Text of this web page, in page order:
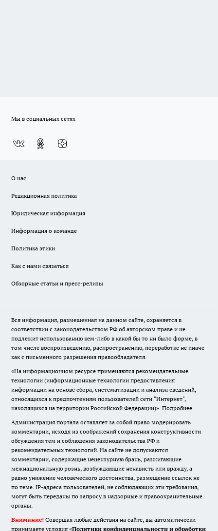
Мы в социальных сетях
О нас
Редакционная политика
Юридическая информация
Информация о команде
Политика этики
Как с нами связаться
Обзорные статьи и пресс-релизы
Вся информация, размещенная на данном сайте, охраняется в
соответствии с законодательством РФ об авторском праве и не
подлежит использованию кем-либо в какой бы то ни было форме, в
том числе воспроизведению, распространению, переработке не иначе
как с письменного разрешения правообладателя.
«На информационном ресурсе применяются рекомендательные
технологии (информационные технологии предоставления
информации на основе сбора, систематизации и анализа сведений,
относящихся к предпочтениям пользователей сети "Интернет",
находящихся на территории Российской Федерации)». Подробнее
Администрация портала оставляет за собой право модерировать
комментарии, исходя из соображений сохранения конструктивности
обсуждения тем и соблюдения законодательства РФ и
рекомендательных технологий. На сайте не допускаются
комментарии, содержащие нецензурную брань, разжигающие
межнациональную рознь, возбуждающие ненависть или вражду, а
равно унижение человеческого достоинства, размещение ссылок не
по теме. IP-адреса пользователей, не соблюдающих эти требования,
могут быть переданы по запросу в надзорные и правоохранительные
органы.
Внимание! Совершая любые действия на сайте, вы автоматически
принимаете условия «Политики конфиденциальности и обработки